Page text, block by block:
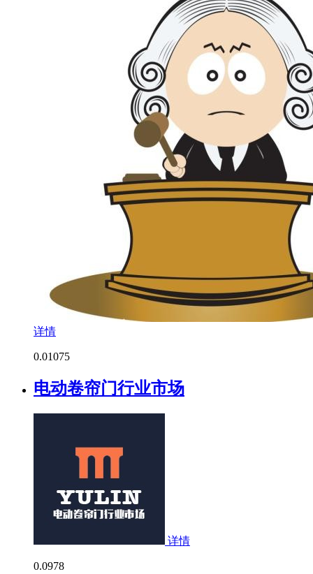
详情
0.01075
电动卷帘门行业市场
详情
0.0978